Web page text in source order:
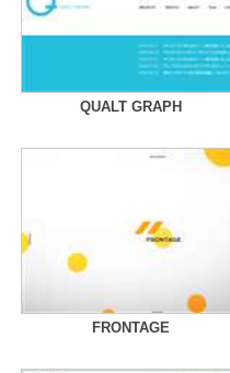
QUALT GRAPH
FRONTAGE